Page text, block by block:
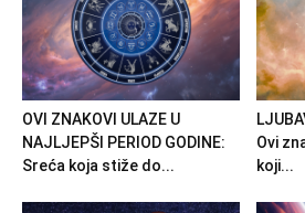
OVI ZNAKOVI ULAZE U
NAJLJEPŠI PERIOD GODINE:
Sreća koja stiže do...
Ovi
koji...